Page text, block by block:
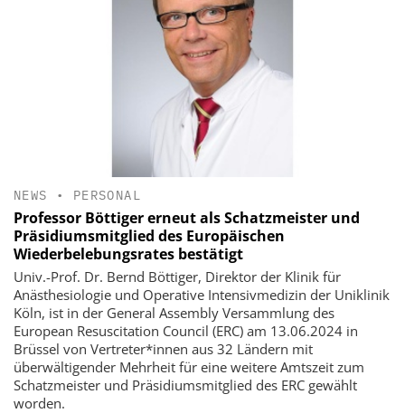
NEWS • PERSONAL
Professor Böttiger erneut als Schatzmeister und
Präsidiumsmitglied des Europäischen
Wiederbelebungsrates bestätigt
Univ.-Prof. Dr. Bernd Böttiger, Direktor der Klinik für
Anästhesiologie und Operative Intensivmedizin der Uniklinik
Köln, ist in der General Assembly Versammlung des
European Resuscitation Council (ERC) am 13.06.2024 in
Brüssel von Vertreter*innen aus 32 Ländern mit
überwältigender Mehrheit für eine weitere Amtszeit zum
Schatzmeister und Präsidiumsmitglied des ERC gewählt
worden.